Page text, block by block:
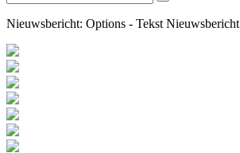
Nieuwsbericht: Options - Tekst Nieuwsbericht